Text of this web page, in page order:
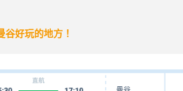
好玩的地方！